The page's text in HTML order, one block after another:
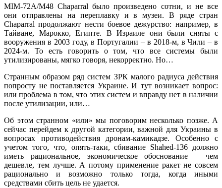
MIM-72A/M48 Chaparral было произведено сотни, и не все
они отправлены на переплавку и в музеи. В ряде стран
Chaparral продолжают нести боевое дежурство: например, в
Тайване, Марокко, Египте. В Израиле они были сняты с
вооружения в 2003 году, в Португалии – в 2018-м, в Чили – в
2024-м. То есть говорить о том, что все системы были
утилизированы, мягко говоря, некорректно. Но…
Странным образом ряд систем ЗРК малого радиуса действия
попросту не поставляется Украине. И тут возникает вопрос:
или проблема в том, что этих систем и вправду нет в наличии
после утилизации, или…
Об этом странном «или» мы поговорим несколько позже. А
сейчас перейдем к другой категории, важной для Украины в
вопросах противодействия дронам-камикадзе. Особенно с
учетом того, что, опять-таки, сбивание Shahed-136 должно
иметь рациональное, экономическое обоснование – чем
дешевле, тем лучше. А потому применение ракет не совсем
рационально и возможно только тогда, когда иными
средствами сбить цель не удается.